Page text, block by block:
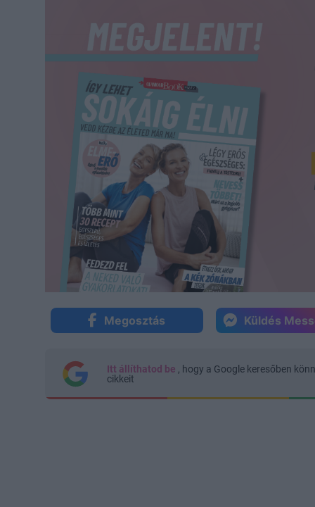
Megosztás Küldés
Itt állíthatod be , hogy a Google keresőben
cikkeit